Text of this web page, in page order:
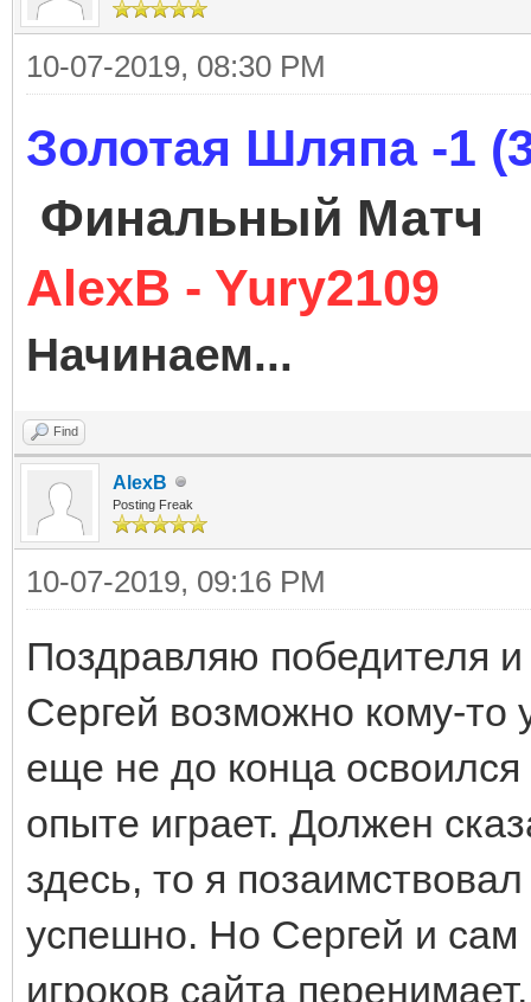
10-07-2019, 08:30 PM
Золотая Шляпа -1
Финальный Матч
AlexB - Yury2109
Начинаем...
Find
AlexB
Posting Freak
10-07-2019, 09:16 PM
Поздравляю победителя
Сергей возможно кому-то
еще не до конца
опыте играет. Должен
здесь, то я
успешно. Но Сергей и
игроков сайта